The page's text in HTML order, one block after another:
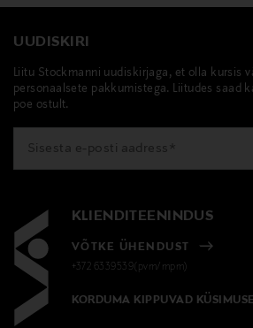
UUDISKIRI
Liitu Stockmanni uudiskirjaga, et olla kursis
personaalsete pakkumistega. Liitudes saad
poe ostult.
KLIENDITEENINDUS
VÕTKE ÜHENDUST
+372 6339539(pvm/mpm)
KORDUMA KIPPUVAD